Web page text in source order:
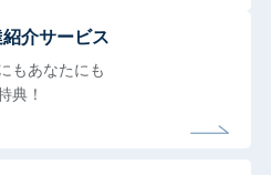
介サービス
もあなたにも
典！